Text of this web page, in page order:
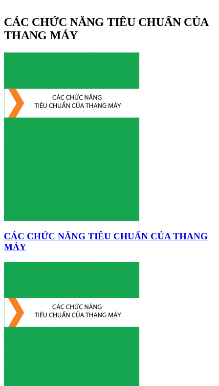
CÁC CHỨC NĂNG TIÊU CHUẨN CỦA
THANG MÁY
CÁC CHỨC NĂNG TIÊU CHUẨN CỦA THANG
MÁY